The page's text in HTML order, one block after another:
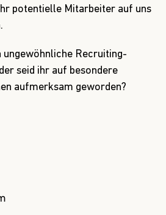
potentielle Mitarbeiter auf uns
ungewöhnliche Recruiting-
seid ihr auf besondere
aufmerksam geworden?